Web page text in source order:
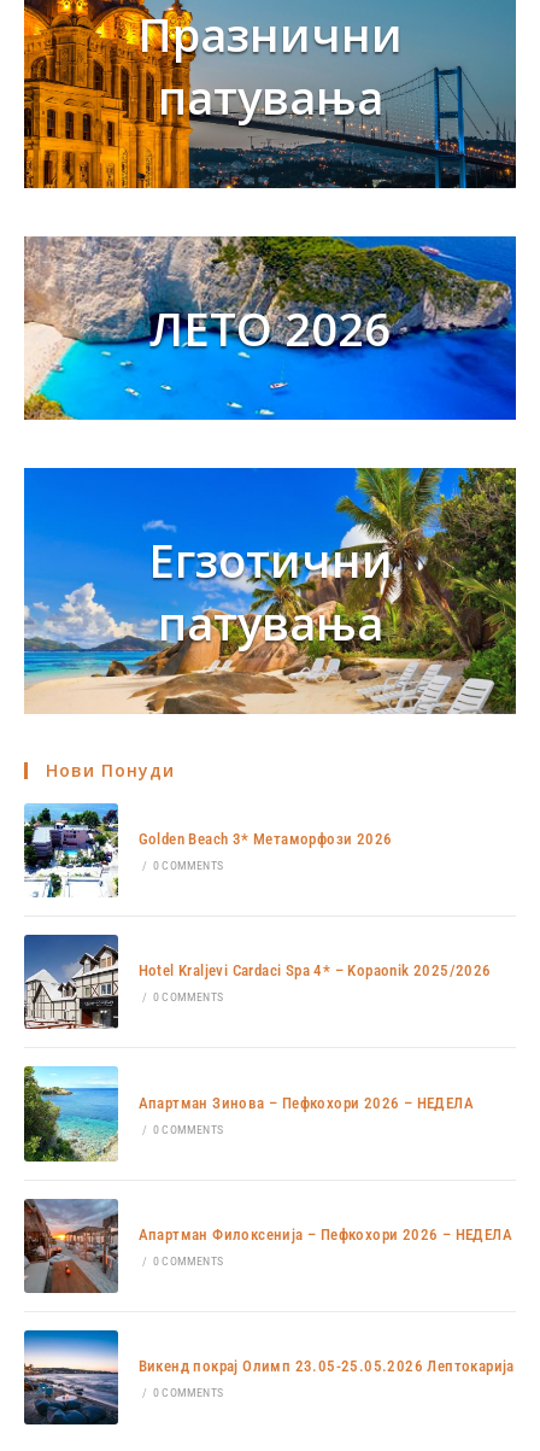
Празнични
патувања
ЛЕТО 2026
Егзотични
патувања
Нови Понуди
Golden Beach 3* Метаморфози 2026
/ 0 COMMENTS
Hotel Kraljevi Cardaci Spa 4* – Kopaonik 2025/2026
/ 0 COMMENTS
Апартман Зинова – Пефкохори 2026 – НЕДЕЛА
/ 0 COMMENTS
Апартман Филоксенија – Пефкохори 2026 – НЕДЕЛА
/ 0 COMMENTS
Викенд покрај Олимп 23.05-25.05.2026 Лептокарија
/ 0 COMMENTS